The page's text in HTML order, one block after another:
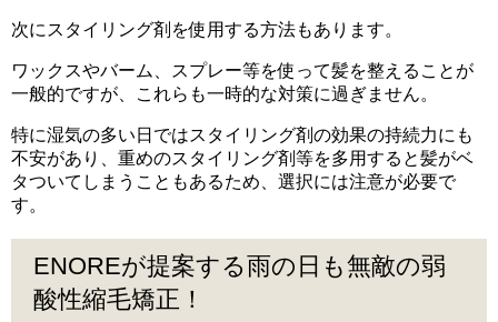
次にスタイリング剤を使用する方法もあります。
ワックスやバーム、スプレー等を使って髪を整えることが
一般的ですが、これらも一時的な対策に過ぎません。
特に湿気の多い日ではスタイリング剤の効果の持続力にも
不安があり、重めのスタイリング剤等を多用すると髪がベ
タついてしまうこともあるため、選択には注意が必要で
す。
ENOREが提案する雨の日も無敵の弱
酸性縮毛矯正！